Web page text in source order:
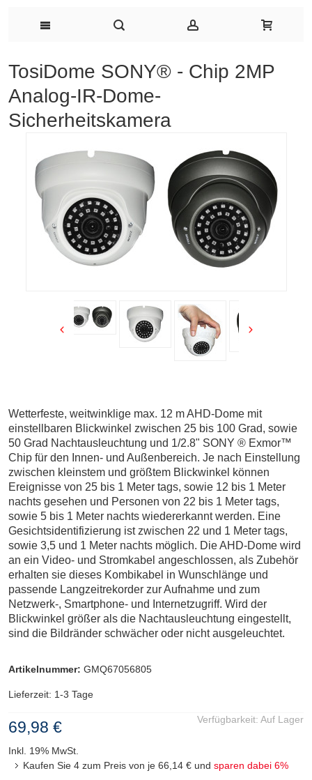
TosiDome SONY® - Chip 2MP
Analog-IR-Dome-
Sicherheitskamera
Wetterfeste, weitwinklige max. 12 m AHD-Dome mit
einstellbaren Blickwinkel zwischen 25 bis 100 Grad, sowie
50 Grad Nachtausleuchtung und 1/2.8" SONY ® Exmor™
Chip für den Innen- und Außenbereich. Je nach Einstellung
zwischen kleinstem und größtem Blickwinkel können
Ereignisse von 25 bis 1 Meter tags, sowie 12 bis 1 Meter
nachts gesehen und Personen von 22 bis 1 Meter tags,
sowie 5 bis 1 Meter nachts wiedererkannt werden. Eine
Gesichtsidentifizierung ist zwischen 22 und 1 Meter tags,
sowie 3,5 und 1 Meter nachts möglich. Die AHD-Dome wird
an ein Video- und Stromkabel angeschlossen, als Zubehör
erhalten sie dieses Kombikabel in Wunschlänge und
passende Langzeitrekorder zur Aufnahme und zum
Netzwerk-, Smartphone- und Internetzugriff. Wird der
Blickwinkel größer als die Nachtausleuchtung eingestellt,
sind die Bildränder schwächer oder nicht ausgeleuchtet.
Artikelnummer: GMQ67056805
Lieferzeit: 1-3 Tage
Verfügbarkeit: Auf Lager
69,98 €
Inkl. 19% MwSt.
Kaufen Sie 4 zum Preis von je 66,14 € und sparen dabei 6%